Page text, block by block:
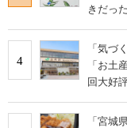
きだった
4
「気づ
「お土
回大好評
「宮城